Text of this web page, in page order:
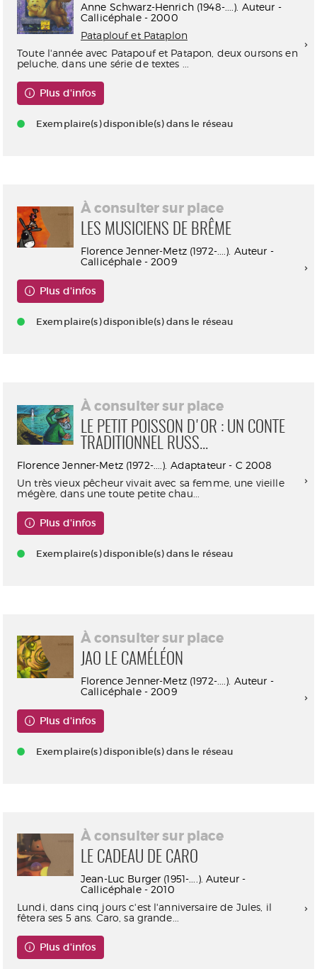
Anne Schwarz-Henrich (1948-....). Auteur -
Callicéphale - 2000
Pataplouf et Pataplon
Toute l'année avec Patapouf et Patapon, deux oursons en
peluche, dans une série de textes ...
Plus d'infos
Exemplaire(s) disponible(s) dans le réseau
À consulter sur place
LES MUSICIENS DE BRÊME
Florence Jenner-Metz (1972-....). Auteur -
Callicéphale - 2009
Plus d'infos
Exemplaire(s) disponible(s) dans le réseau
À consulter sur place
LE PETIT POISSON D'OR : UN CONTE
TRADITIONNEL RUSS...
Florence Jenner-Metz (1972-....). Adaptateur - C 2008
Un très vieux pêcheur vivait avec sa femme, une vieille
mégère, dans une toute petite chau...
Plus d'infos
Exemplaire(s) disponible(s) dans le réseau
À consulter sur place
JAO LE CAMÉLÉON
Florence Jenner-Metz (1972-....). Auteur -
Callicéphale - 2009
Plus d'infos
Exemplaire(s) disponible(s) dans le réseau
À consulter sur place
LE CADEAU DE CARO
Jean-Luc Burger (1951-....). Auteur -
Callicéphale - 2010
Lundi, dans cinq jours c'est l'anniversaire de Jules, il
fêtera ses 5 ans. Caro, sa grande...
Plus d'infos